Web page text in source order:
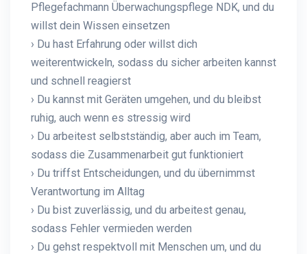
Pflegefachmann Überwachungspflege NDK, und du
willst dein Wissen einsetzen
› Du hast Erfahrung oder willst dich
weiterentwickeln, sodass du sicher arbeiten kannst
und schnell reagierst
› Du kannst mit Geräten umgehen, und du bleibst
ruhig, auch wenn es stressig wird
› Du arbeitest selbstständig, aber auch im Team,
sodass die Zusammenarbeit gut funktioniert
› Du triffst Entscheidungen, und du übernimmst
Verantwortung im Alltag
› Du bist zuverlässig, und du arbeitest genau,
sodass Fehler vermieden werden
› Du gehst respektvoll mit Menschen um, und du